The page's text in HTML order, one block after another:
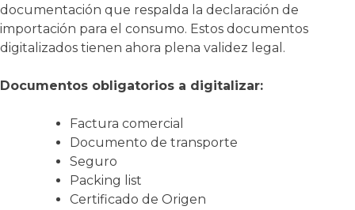
documentación que respalda la declaración de
importación para el consumo. Estos documentos
digitalizados tienen ahora plena validez legal .
Documentos obligatorios a digitalizar:
Factura comercial
Documento de transporte
Seguro
Packing list
Certificado de Origen